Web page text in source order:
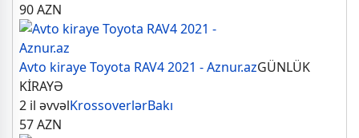
90AZN
Avto kiraye Toyota RAV4 2021 - Aznur.azGÜNLÜK
KİRAYƏ
2 il əvvəlKrossoverlərBakı
57AZN